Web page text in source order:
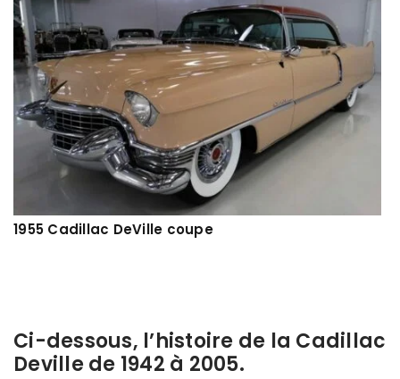
1955 Cadillac DeVille coupe
Ci-dessous, l’histoire de la Cadillac
Deville de 1942 à 2005.